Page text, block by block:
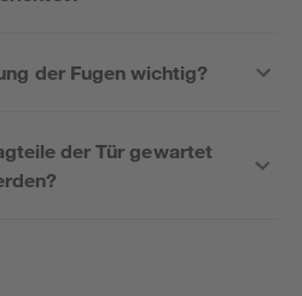
der Fugen wichtig?
der Tür gewartet